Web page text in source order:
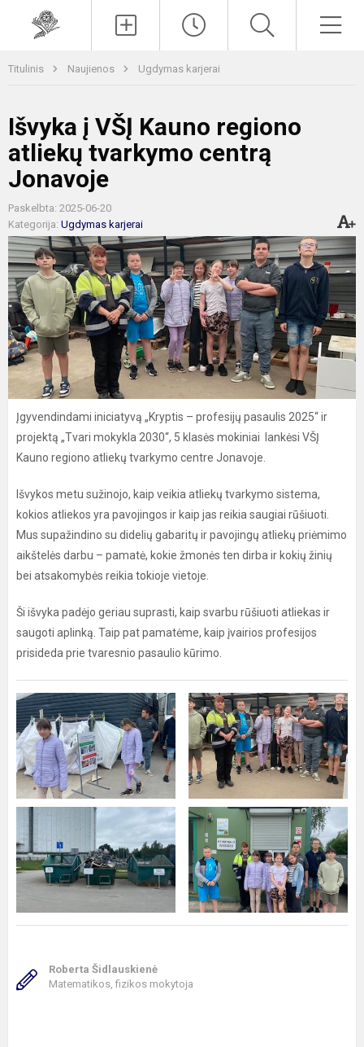
Titulinis Naujienos Ugdymas karjerai
Išvyka į VŠĮ Kauno regiono
atliekų tvarkymo centrą
Jonavoje
Paskelbta: 2025-06-20
Kategorija: Ugdymas karjerai
Įgyvendindami iniciatyvą „Kryptis – profesijų pasaulis 2025“ ir
projektą „Tvari mokykla 2030“, 5 klasės mokiniai lankėsi VŠĮ
Kauno regiono atliekų tvarkymo centre Jonavoje.
Išvykos metu sužinojo, kaip veikia atliekų tvarkymo sistema,
kokios atliekos yra pavojingos ir kaip jas reikia saugiai rūšiuoti.
Mus supažindino su didelių gabaritų ir pavojingų atliekų priėmimo
aikštelės darbu – pamatė, kokie žmonės ten dirba ir kokių žinių
bei atsakomybės reikia tokioje vietoje.
Ši išvyka padėjo geriau suprasti, kaip svarbu rūšiuoti atliekas ir
saugoti aplinką. Taip pat pamatėme, kaip įvairios profesijos
prisideda prie tvaresnio pasaulio kūrimo.
Roberta Šidlauskienė
Matematikos, fizikos mokytoja